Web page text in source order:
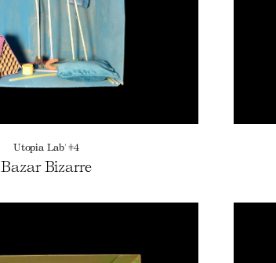
Utopia Lab' #4
Bazar Bizarre